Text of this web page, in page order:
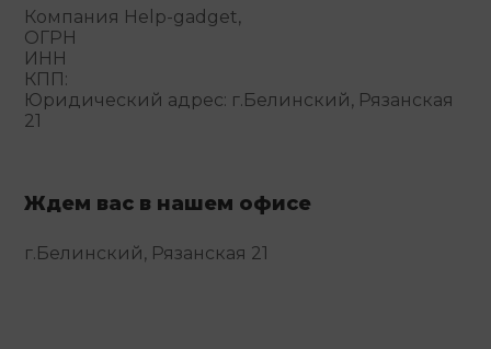
Компания Help-gadget,
ОГРН
ИНН
КПП:
Юридический адрес: г.Белинский, Рязанская
21
Ждем вас в нашем офисе
г.Белинский, Рязанская 21